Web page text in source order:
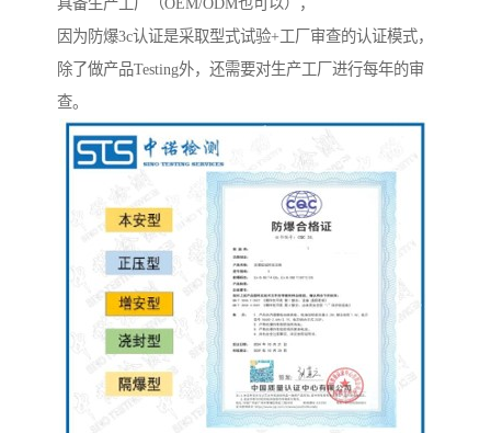
具备生产工厂（OEM/ODM也可以），
因为防爆3c认证是采取型式试验+工厂审查的认证模式，
除了做产品Testing外，还需要对生产工厂进行每年的审
查。